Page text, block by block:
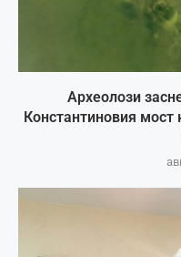
Археолози
Константиновия мост